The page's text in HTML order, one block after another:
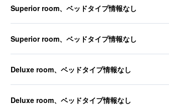
Superior room、ベッドタイプ情報なし
Superior room、ベッドタイプ情報なし
Deluxe room、ベッドタイプ情報なし
Deluxe room、ベッドタイプ情報なし